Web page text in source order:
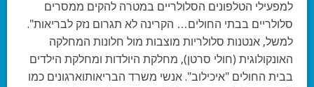
למפעילי הטלפונים הסלולריים במטרה להקים ממסרים
סלולריים בבתי החולים… הקרינה לא תגרום נזק לבריאות".
למשל, אנטנות סלולריות מוצבות מול חלונות המחלקה
האונקולוגית (חולי סרטן), מחלקת היולדות ומחלקת הילדים
בבית החולים "איכילוב". אנשי משרד הבריאותוארגונים כמו